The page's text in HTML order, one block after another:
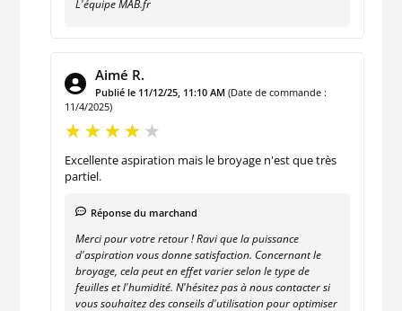
L'équipe MAB.fr
Aimé R.
Publié le 11/12/25, 11:10 AM (Date de commande :
11/4/2025)
Excellente aspiration mais le broyage n'est que très
partiel.
Réponse du marchand
Merci pour votre retour ! Ravi que la puissance
d'aspiration vous donne satisfaction. Concernant le
broyage, cela peut en effet varier selon le type de
feuilles et l'humidité. N'hésitez pas à nous contacter si
vous souhaitez des conseils d'utilisation pour optimiser